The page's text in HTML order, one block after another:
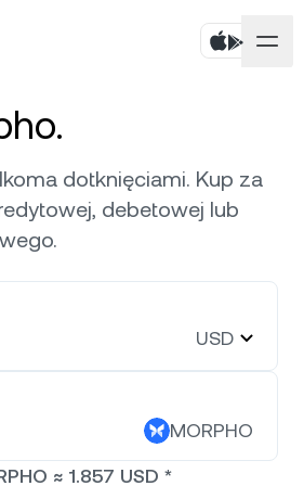
0,26%
0,05%
dotknięciami. Kup za
debetowej lub
USD
MORPHO
≈ 1.857 USD *